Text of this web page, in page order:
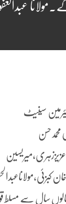
سینیٹ
محمدحسن
عزیززہری،میریسین
سال سے مسلط